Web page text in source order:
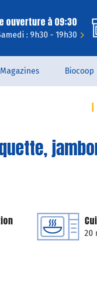
ouverture à 09:30
: 9h30 - 19h30
Magazines Biocoop
20